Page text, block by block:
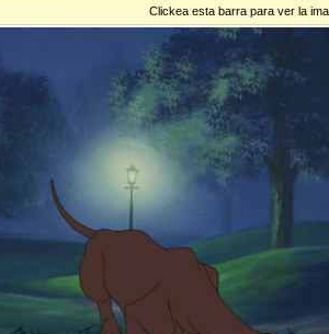
Clickea esta barra para ver la